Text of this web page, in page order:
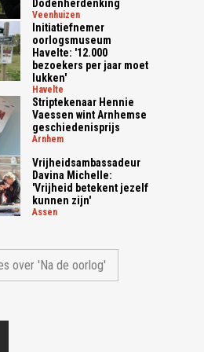
Dodenherdenking
veenhuizen
Initiatiefnemer
oorlogsmuseum
Havelte: '12.000
bezoekers per jaar moet
lukken'
havelte
Striptekenaar Hennie
Vaessen wint Arnhemse
geschiedenisprijs
arnhem
Vrijheidsambassadeur
Davina Michelle:
'Vrijheid betekent jezelf
kunnen zijn'
assen
over 'Na de oorlog'